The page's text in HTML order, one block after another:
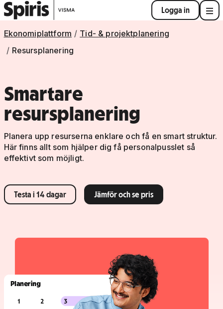
Logga in
Ekonomiplattform
Tid- & projektplanering
Resursplanering
Smartare
resursplanering
Planera upp resurserna enklare och få en smart struktur.
Här finns allt som hjälper dig få personalpusslet så
effektivt som möjligt.
Testa i 14 dagar Jämför och se pris